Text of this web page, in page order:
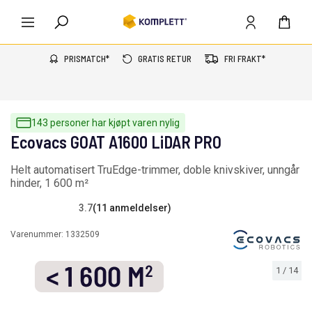
PRISMATCH* GRATIS RETUR FRI FRAKT*
143 personer har kjøpt varen nylig
1 / 14
Ecovacs GOAT A1600 LiDAR PRO
Helt automatisert TruEdge-trimmer, doble knivskiver, unngår
hinder, 1 600 m²
3.7(11 anmeldelser)
Varenummer: 1332509